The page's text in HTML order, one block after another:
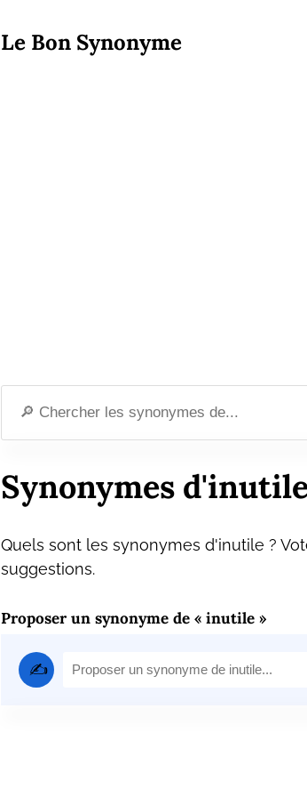
Le Bon Synonyme
Synonymes
Quels sont les synonymes d'inutile ?
suggestions.
Proposer un synonyme de « inutile »
✍️